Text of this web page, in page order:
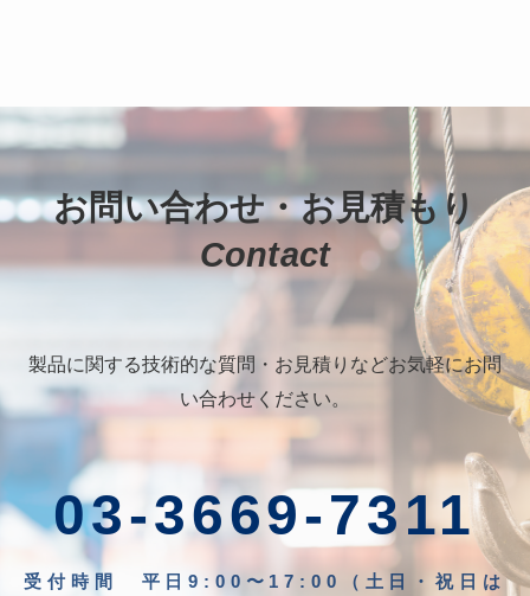
お問い合わせ・お見積もり
Contact
製品に関する技術的な質問・お見積りなどお気軽にお問
い合わせください。
03-3669-7311
受付時間 平日9:00〜17:00（土日・祝日は